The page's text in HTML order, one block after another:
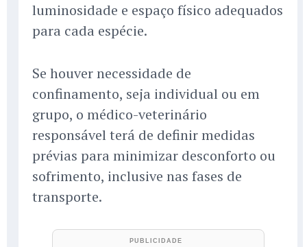
luminosidade e espaço físico adequados
para cada espécie.
Se houver necessidade de
confinamento, seja individual ou em
grupo, o médico-veterinário
responsável terá de definir medidas
prévias para minimizar desconforto ou
sofrimento, inclusive nas fases de
transporte.